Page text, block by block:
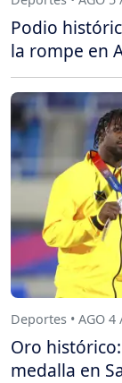
Podio
la rompe en
Deportes • AGO 4
Oro
medalla en